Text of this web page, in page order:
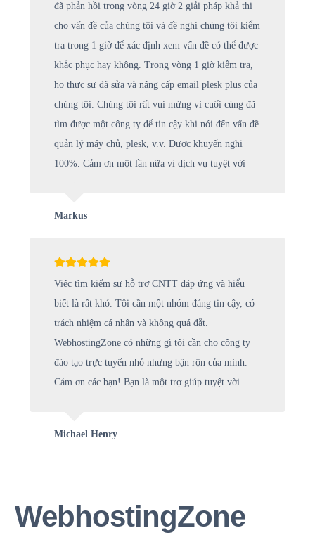
đã phản hồi trong vòng 24 giờ 2 giải pháp khả thi
cho vấn đề của chúng tôi và đề nghị chúng tôi kiểm
tra trong 1 giờ để xác định xem vấn đề có thể được
khắc phục hay không. Trong vòng 1 giờ kiểm tra,
họ thực sự đã sửa và nâng cấp email plesk plus của
chúng tôi. Chúng tôi rất vui mừng vì cuối cùng đã
tìm được một công ty để tin cậy khi nói đến vấn đề
quản lý máy chủ, plesk, v.v. Được khuyến nghị
100%. Cảm ơn một lần nữa vì dịch vụ tuyệt vời
Markus
Việc tìm kiếm sự hỗ trợ CNTT đáp ứng và hiểu
biết là rất khó. Tôi cần một nhóm đáng tin cậy, có
trách nhiệm cá nhân và không quá đắt.
WebhostingZone có những gì tôi cần cho công ty
đào tạo trực tuyến nhỏ nhưng bận rộn của mình.
Cảm ơn các bạn! Bạn là một trợ giúp tuyệt vời.
Michael Henry
WebhostingZone